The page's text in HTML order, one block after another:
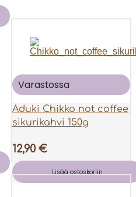
Varastossa
Aduki Chikko not coffee
sikurikahvi 150g
12,90 €
Lisää ostoskoriin